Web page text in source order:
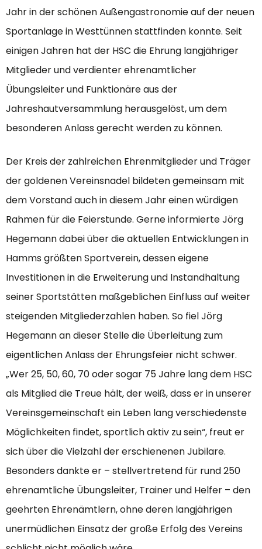
Jahr in der schönen Außengastronomie auf der neuen
Sportanlage in Westtünnen stattfinden konnte. Seit
einigen Jahren hat der HSC die Ehrung langjähriger
Mitglieder und verdienter ehrenamtlicher
Übungsleiter und Funktionäre aus der
Jahreshautversammlung herausgelöst, um dem
besonderen Anlass gerecht werden zu können.
Der Kreis der zahlreichen Ehrenmitglieder und Träger
der goldenen Vereinsnadel bildeten gemeinsam mit
dem Vorstand auch in diesem Jahr einen würdigen
Rahmen für die Feierstunde. Gerne informierte Jörg
Hegemann dabei über die aktuellen Entwicklungen in
Hamms größten Sportverein, dessen eigene
Investitionen in die Erweiterung und Instandhaltung
seiner Sportstätten maßgeblichen Einfluss auf weiter
steigenden Mitgliederzahlen haben. So fiel Jörg
Hegemann an dieser Stelle die Überleitung zum
eigentlichen Anlass der Ehrungsfeier nicht schwer.
„Wer 25, 50, 60, 70 oder sogar 75 Jahre lang dem HSC
als Mitglied die Treue hält, der weiß, dass er in unserer
Vereinsgemeinschaft ein Leben lang verschiedenste
Möglichkeiten findet, sportlich aktiv zu sein“, freut er
sich über die Vielzahl der erschienenen Jubilare.
Besonders dankte er – stellvertretend für rund 250
ehrenamtliche Übungsleiter, Trainer und Helfer – den
geehrten Ehrenämtlern, ohne deren langjährigen
unermüdlichen Einsatz der große Erfolg des Vereins